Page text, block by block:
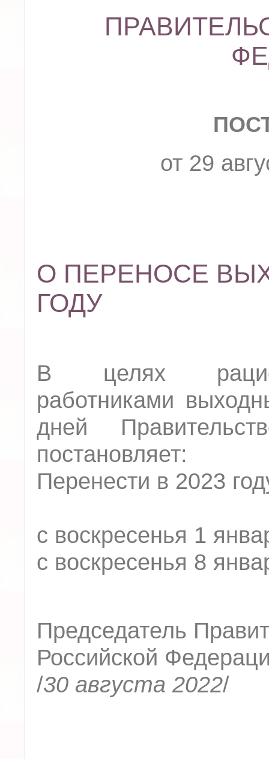
от 29
О ПЕРЕНОСЕ
ГОДУ
В целях
работниками
дней
постановляет:
Перенести в 2023
с воскресенья 1
с воскресенья 8
Председатель
Российской
/30 августа 2022/